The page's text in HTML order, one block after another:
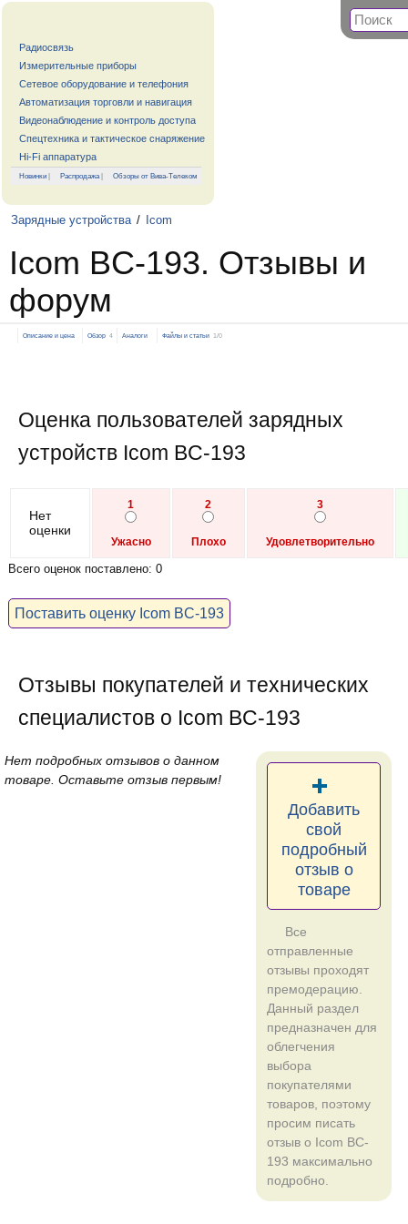
Радиосвязь
Измерительные приборы
Сетевое оборудование и телефония
Автоматизация торговли и навигация
Видеонаблюдение и контроль доступа
Спецтехника и тактическое снаряжение
Hi-Fi аппаратура
Новинки | Распродажа| Обзоры от Вива-Телеком
Зарядные устройства / Icom
Icom BC-193. Отзывы и
форум
Описание и цена Обзор 4 Аналоги Файлы и статьи 1/0
Оценка пользователей зарядных
устройств Icom BC-193
Нет
оценки
1
Ужасно
2
Плохо
3
Удовлетворительно
Всего оценок поставлено: 0
Поставить оценку Icom BC-193
Отзывы покупателей и технических
специалистов о Icom BC-193
Нет подробных отзывов о данном
товаре. Оставьте отзыв первым!
Добавить
свой
подробный
отзыв о
товаре
Все
отправленные
отзывы проходят
премодерацию.
Данный раздел
предназначен для
облегчения
выбора
покупателями
товаров, поэтому
просим писать
отзыв о Icom BC-
193 максимально
подробно.